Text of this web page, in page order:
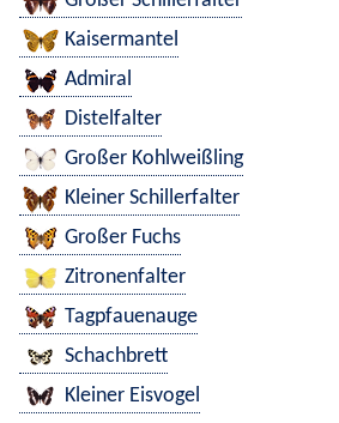
Kaisermantel
Admiral
Distelfalter
Großer Kohlweißling
Kleiner Schillerfalter
Großer Fuchs
Zitronenfalter
Tagpfauenauge
Schachbrett
Kleiner Eisvogel